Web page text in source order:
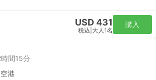
USD 431
税込 大人1名
購入
時間15分
港